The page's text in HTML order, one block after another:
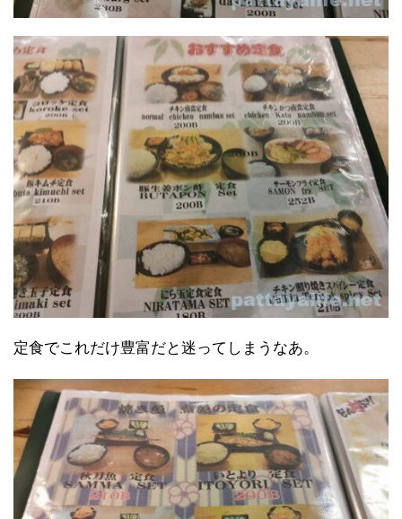
定食でこれだけ豊富だと迷ってしまうなあ。